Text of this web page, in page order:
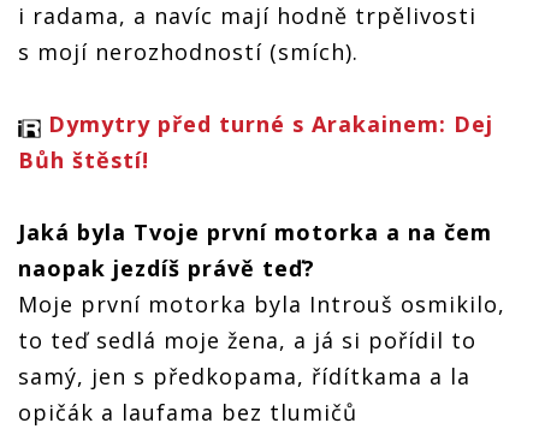
i radama, a navíc mají hodně trpělivosti
s mojí nerozhodností (smích).
Dymytry před turné s Arakainem: Dej
Bůh štěstí!
Jaká byla Tvoje první motorka a na čem
naopak jezdíš právě teď?
Moje první motorka byla Introuš osmikilo,
to teď sedlá moje žena, a já si pořídil to
samý, jen s předkopama, řídítkama a la
opičák a laufama bez tlumičů